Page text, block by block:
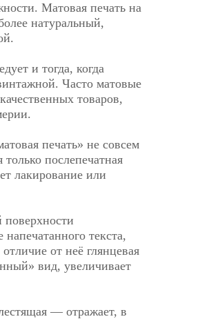
Матовая печать на
натуральный,
и тогда, когда
Часто матовые
товаров,
печать» не совсем
послепечатная
лакирование или
поверхности
текста,
от неё глянцевая
вид, увеличивает
— отражает, в